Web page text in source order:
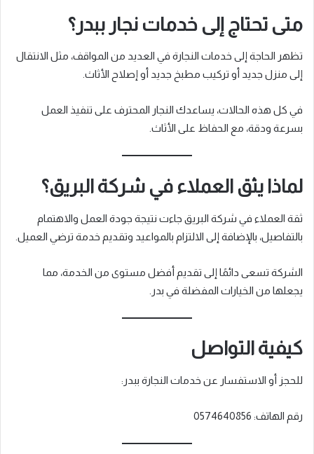
متى تحتاج إلى خدمات نجار ببدر؟
تظهر الحاجة إلى خدمات النجارة في العديد من المواقف، مثل الانتقال
إلى منزل جديد أو تركيب مطبخ جديد أو إصلاح الأثاث.
في كل هذه الحالات، يساعدك النجار المحترف على تنفيذ العمل
بسرعة ودقة، مع الحفاظ على الأثاث.
لماذا يثق العملاء في شركة البريق؟
ثقة العملاء في شركة البريق جاءت نتيجة جودة العمل والاهتمام
بالتفاصيل، بالإضافة إلى الالتزام بالمواعيد وتقديم خدمة ترضي العميل.
الشركة تسعى دائمًا إلى تقديم أفضل مستوى من الخدمة، مما
يجعلها من الخيارات المفضلة في بدر.
كيفية التواصل
للحجز أو الاستفسار عن خدمات النجارة ببدر:
رقم الهاتف: 0574640856